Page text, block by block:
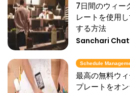
7日間のウィー
レートを使用
する方法
Sanchari
Schedule
最高の無料ウ
プレートをオ